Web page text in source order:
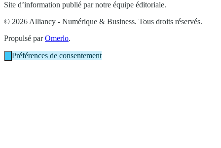
Site d’information publié par notre équipe éditoriale.
© 2026 Alliancy - Numérique & Business. Tous droits réservés.
Propulsé parOmerlo.
Préférences de consentement